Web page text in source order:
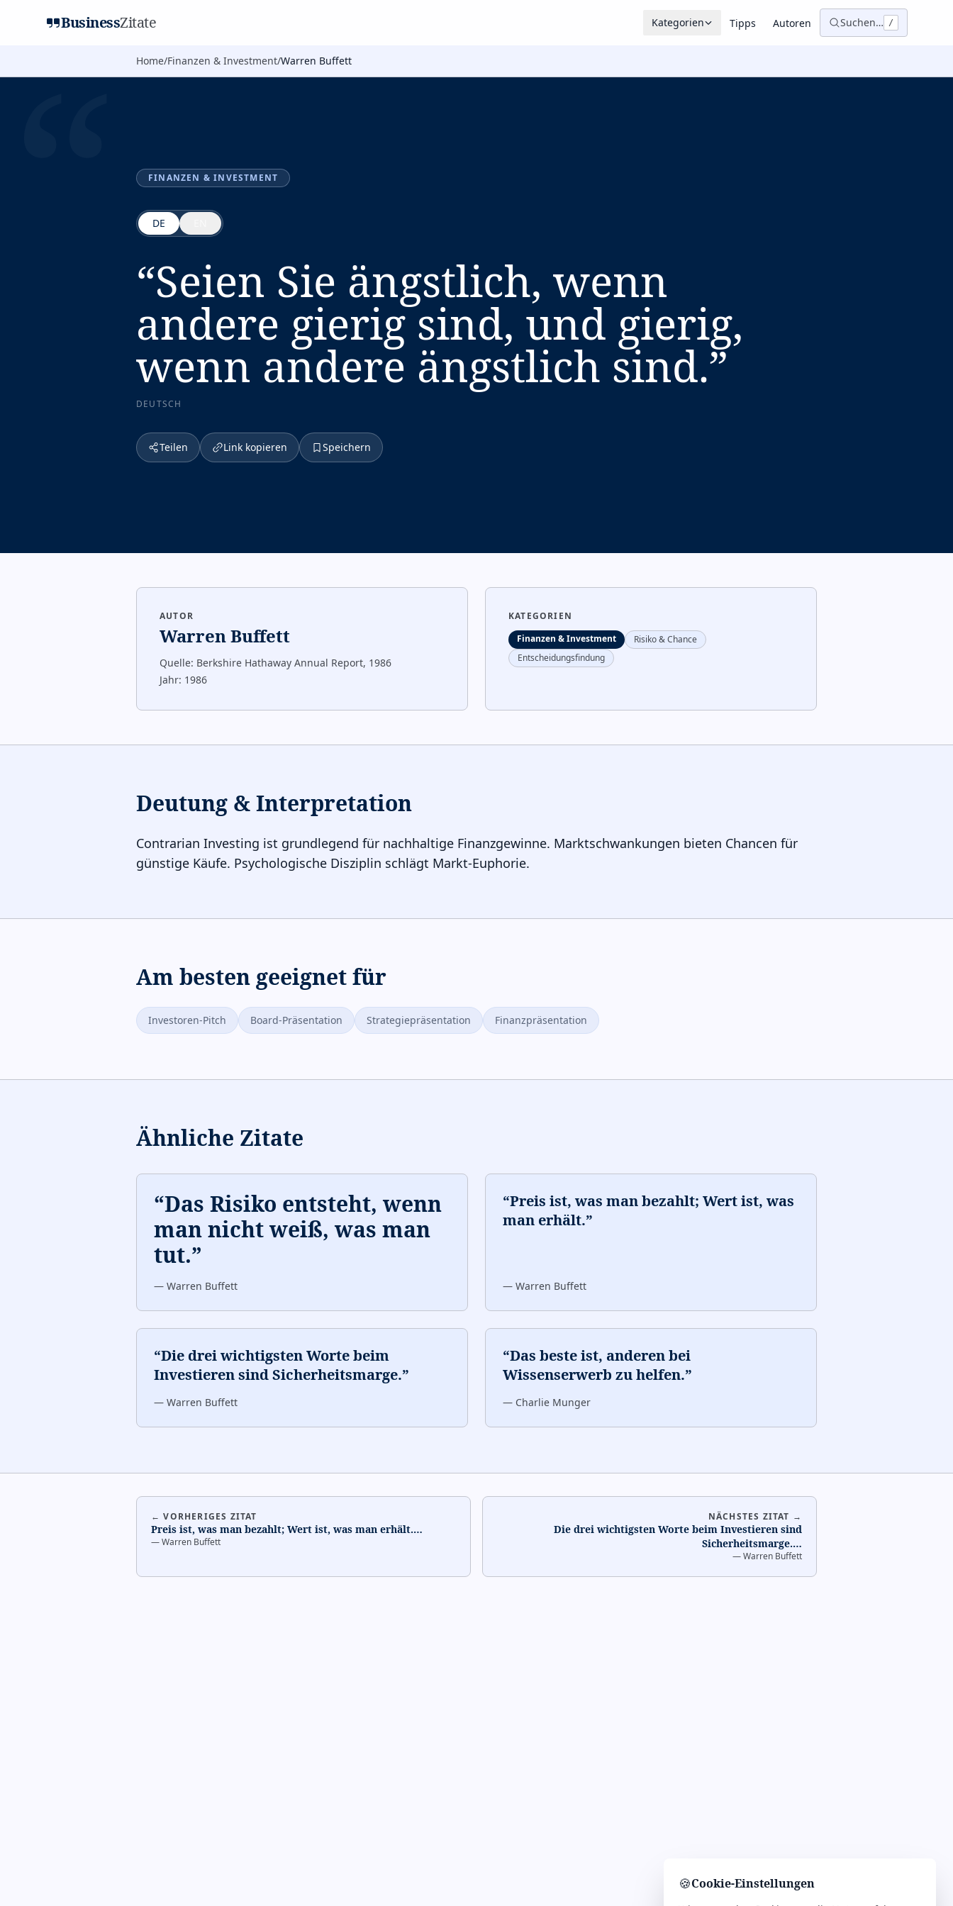
BusinessZitate Kategorien Tipps Autoren Suchen… /
Home/Finanzen & Investment/Warren Buffett
“ FINANZEN & INVESTMENT
DE
“Seien Sie ängstlich, wenn
andere gierig sind, und gierig,
wenn andere ängstlich sind.”
DEUTSCH
Teilen Link kopieren Speichern
AUTOR
Warren Buffett
Quelle: Berkshire Hathaway Annual Report, 1986
Jahr: 1986
KATEGORIEN
Finanzen & Investment
Risiko & Chance
Entscheidungsfindung
Deutung & Interpretation
Contrarian Investing ist grundlegend für nachhaltige Finanzgewinne. Marktschwankungen bieten Chancen für
günstige Käufe. Psychologische Disziplin schlägt Markt-Euphorie.
Am besten geeignet für
Investoren-Pitch Board-Präsentation Strategiepräsentation Finanzpräsentation
Ähnliche Zitate
“Das Risiko entsteht, wenn
man nicht weiß, was man
tut.”
— Warren Buffett
“Preis ist, was man bezahlt; Wert ist, was
man erhält.”
— Warren Buffett
“Die drei wichtigsten Worte beim
Investieren sind Sicherheitsmarge.”
— Warren Buffett
“Das beste ist, anderen bei
Wissenserwerb zu helfen.”
— Charlie Munger
← VORHERIGES ZITAT
Preis ist, was man bezahlt; Wert ist, was man erhält.…
—Warren Buffett
NÄCHSTES ZITAT →
Die drei wichtigsten Worte beim Investieren sind
Sicherheitsmarge.…
—Warren Buffett
🍪Cookie-Einstellungen